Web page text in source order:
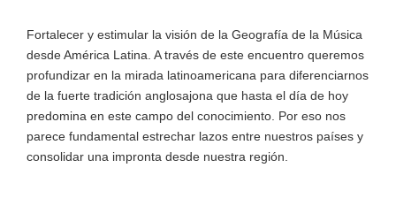
Fortalecer y estimular la visión de la Geografía de la Música
desde América Latina. A través de este encuentro queremos
profundizar en la mirada latinoamericana para diferenciarnos
de la fuerte tradición anglosajona que hasta el día de hoy
predomina en este campo del conocimiento. Por eso nos
parece fundamental estrechar lazos entre nuestros países y
consolidar una impronta desde nuestra región.